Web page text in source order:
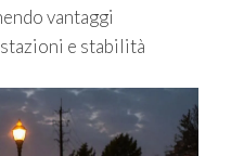
vantaggi
e stabilità